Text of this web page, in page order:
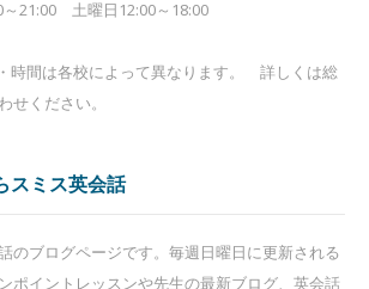
～21:00 土曜日12:00～18:00
時間は各校によって異なります。 詳しくは総
せください。
スミス英会話
のブログページです。毎週日曜日に更新される
ポイントレッスンや先生の最新ブログ、英会話